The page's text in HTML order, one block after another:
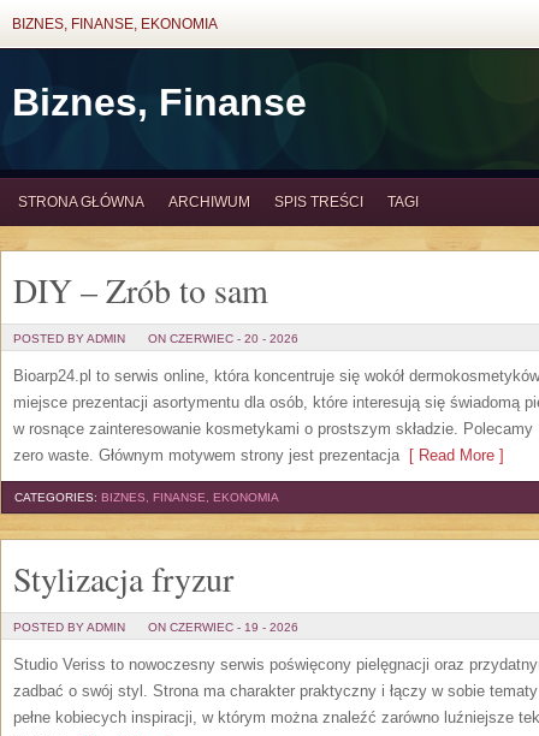
BIZNES, FINANSE, EKONOMIA
Biznes, Finanse
STRONA GŁÓWNA ARCHIWUM SPIS TREŚCI TAGI
DIY – Zrób to sam
POSTED BY ADMIN ON CZERWIEC - 20 - 2026
Bioarp24.pl to serwis online, która koncentruje się wokół
miejsce prezentacji asortymentu dla osób, które interesują się świadomą
w rosnące zainteresowanie kosmetykami o prostszym składzie. Polecamy
zero waste. Głównym motywem strony jest prezentacja[ Read More ]
CATEGORIES: BIZNES, FINANSE, EKONOMIA
Stylizacja fryzur
POSTED BY ADMIN ON CZERWIEC - 19 - 2026
Studio Veriss to nowoczesny serwis poświęcony pielęgnacji oraz
zadbać o swój styl. Strona ma charakter praktyczny i łączy w sobie
pełne kobiecych inspiracji, w którym można znaleźć zarówno luźniejsze